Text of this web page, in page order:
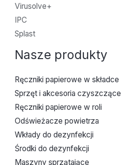
Virusolve+
IPC
Splast
Nasze produkty
Ręczniki papierowe w składce
Sprzęt i akcesoria czyszczące
Ręczniki papierowe w roli
Odświeżacze powietrza
Wkłady do dezynfekcji
Środki do dezynfekcji
Maszyny sprzątające